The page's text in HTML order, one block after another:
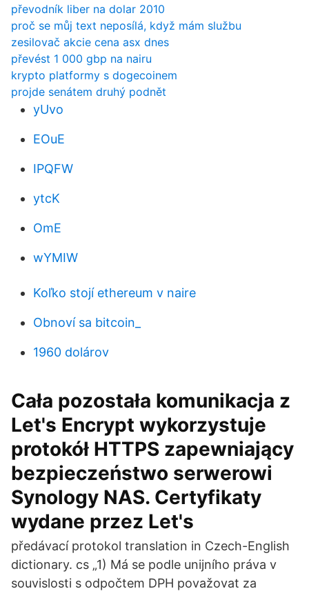
převodník liber na dolar 2010
proč se můj text neposílá, když mám službu
zesilovač akcie cena asx dnes
převést 1 000 gbp na nairu
krypto platformy s dogecoinem
projde senátem druhý podnět
yUvo
EOuE
IPQFW
ytcK
OmE
wYMIW
Koľko stojí ethereum v naire
Obnoví sa bitcoin_
1960 dolárov
Cała pozostała komunikacja z
Let's Encrypt wykorzystuje
protokół HTTPS zapewniający
bezpieczeństwo serwerowi
Synology NAS. Certyfikaty
wydane przez Let's
předávací protokol translation in Czech-English
dictionary. cs „1) Má se podle unijního práva v
souvislosti s odpočtem DPH považovat za